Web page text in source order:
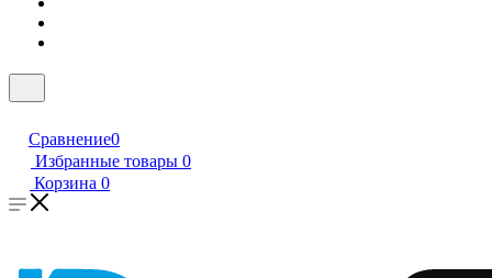
Сравнение0
Избранные товары 0
Корзина 0